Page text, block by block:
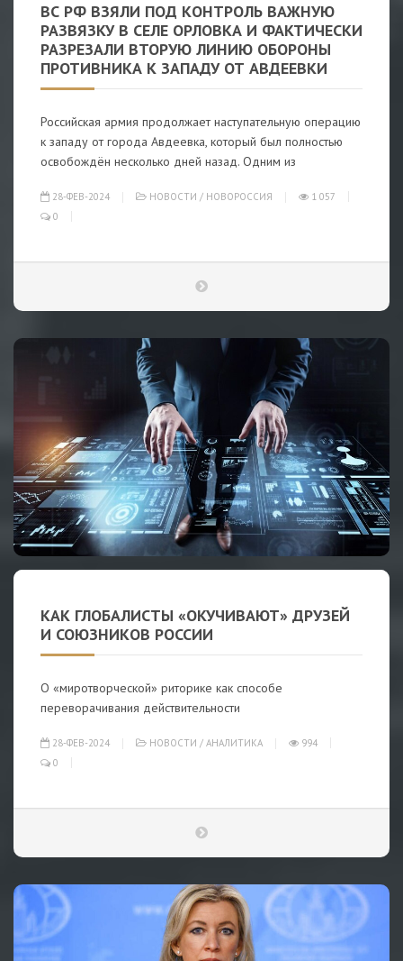
ВС РФ ВЗЯЛИ ПОД КОНТРОЛЬ ВАЖНУЮ
РАЗВЯЗКУ В СЕЛЕ ОРЛОВКА И ФАКТИЧЕСКИ
РАЗРЕЗАЛИ ВТОРУЮ ЛИНИЮ ОБОРОНЫ
ПРОТИВНИКА К ЗАПАДУ ОТ АВДЕЕВКИ
Российская армия продолжает наступательную операцию
к западу от города Авдеевка, который был полностью
освобождён несколько дней назад. Одним из
28-ФЕВ-2024 НОВОСТИ / НОВОРОССИЯ
1 057
0
КАК ГЛОБАЛИСТЫ «ОКУЧИВАЮТ» ДРУЗЕЙ
И СОЮЗНИКОВ РОССИИ
О «миротворческой» риторике как способе
переворачивания действительности
28-ФЕВ-2024 НОВОСТИ / АНАЛИТИКА
994
0